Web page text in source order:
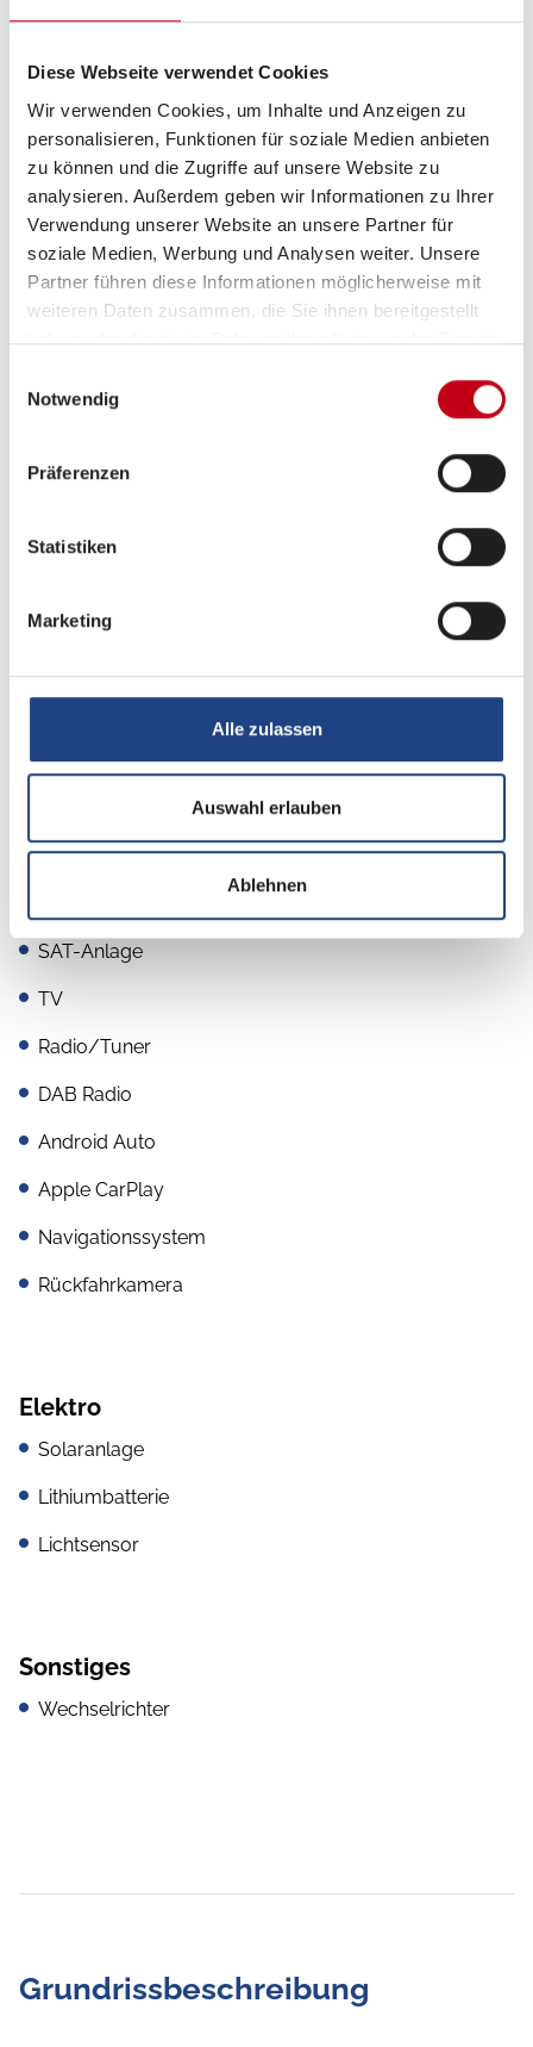
Diese Webseite verwendet Cookies
Wir verwenden Cookies, um Inhalte und Anzeigen zu
personalisieren, Funktionen für soziale Medien anbieten
zu können und die Zugriffe auf unsere Website zu
analysieren. Außerdem geben wir Informationen zu Ihrer
Verwendung unserer Website an unsere Partner für
soziale Medien, Werbung und Analysen weiter. Unsere
Partner führen diese Informationen möglicherweise mit
weiteren Daten zusammen, die Sie ihnen bereitgestellt
haben oder die sie im Rahmen Ihrer Nutzung der Dienste
Notwendig
Präferenzen
Statistiken
Marketing
Alle zulassen
Auswahl erlauben
Ablehnen
Inneneinrichtung
Bettverbreiterung
Heizung / Klima
Sitzheizung Fahrerhaus
Küche
Sanitär
SAT-Anlage
TV
Radio/Tuner
DAB Radio
Android Auto
Apple CarPlay
Navigationssystem
Rückfahrkamera
Elektro
Solaranlage
Lithiumbatterie
Lichtsensor
Sonstiges
Wechselrichter
Grundrissbeschreibung